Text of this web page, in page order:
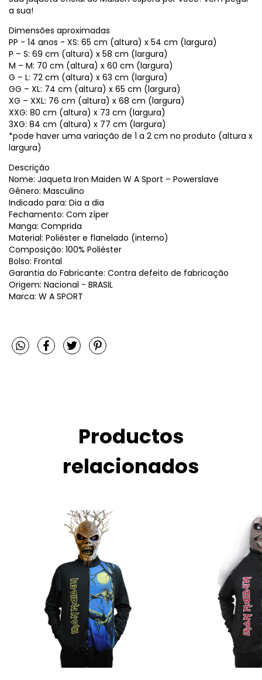
a sua!
Dimensões aproximadas
PP - 14 anos - XS: 65 cm (altura) x 54 cm (largura)
P – S: 69 cm (altura) x 58 cm (largura)
M – M: 70 cm (altura) x 60 cm (largura)
G – L: 72 cm (altura) x 63 cm (largura)
GG – XL: 74 cm (altura) x 65 cm (largura)
XG – XXL: 76 cm (altura) x 68 cm (largura)
XXG: 80 cm (altura) x 73 cm (largura)
3XG: 84 cm (altura) x 77 cm (largura)
*pode haver uma variação de 1 a 2 cm no produto (altura x
largura)
Descrição
Nome: Jaqueta Iron Maiden W A Sport – Powerslave
Gênero: Masculino
Indicado para: Dia a dia
Fechamento: Com zíper
Manga: Comprida
Material: Poliéster e flanelado (interno)
Composição: 100% Poliéster
Bolso: Frontal
Garantia do Fabricante: Contra defeito de fabricação
Origem: Nacional - BRASIL
Marca: W A SPORT
Productos
relacionados